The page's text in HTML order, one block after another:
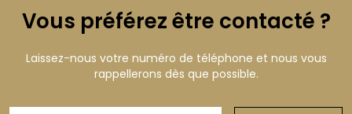
Vous préférez être contacté ?
Laissez-nous votre numéro de téléphone et nous vous
rappellerons dès que possible.